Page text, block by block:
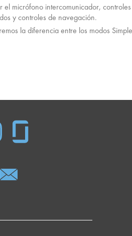
el micrófono intercomunicador,
y controles de navegación.
la diferencia entre los modos